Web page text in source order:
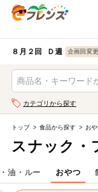
ログイン
生協加入はこちら
登録から開始まで
８月２回 Ｄ週
食品
から探す
果物
野菜
肉・ハム・ソ
ーセージ
魚介・加工品
米・雑穀など
カテゴリから探す
検索条件を指定して
も検索できます。
キーワード
キーワードをすべ
トップ 食品から探す お
スナック・
油・ルー おやつ